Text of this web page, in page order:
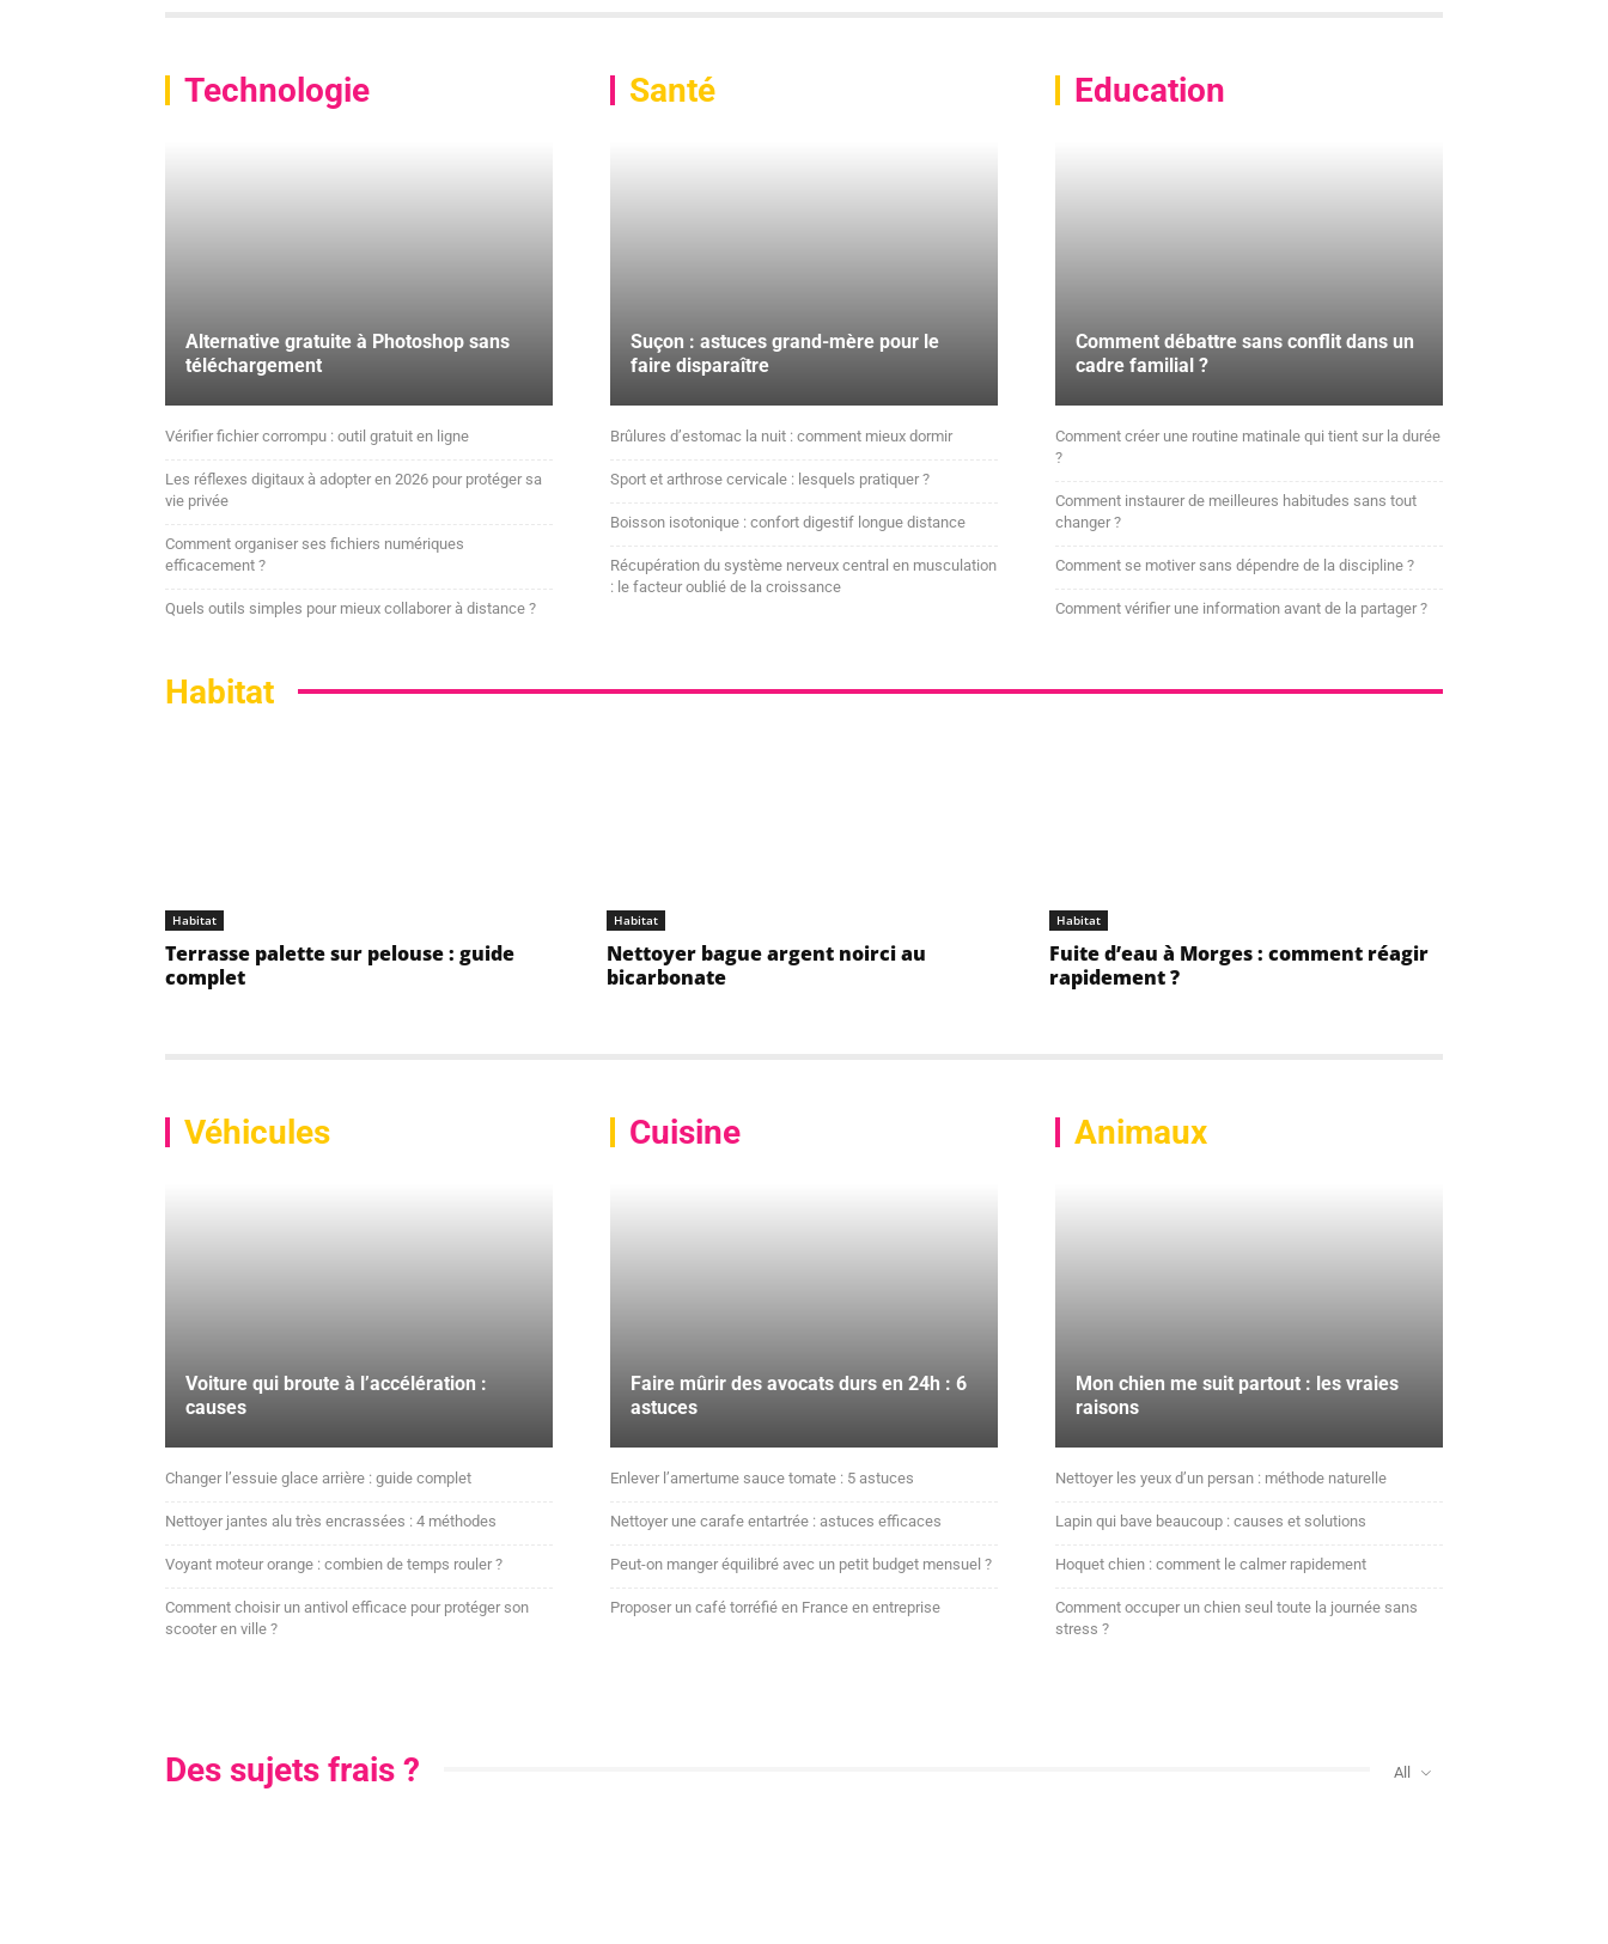
Technologie
Alternative gratuite à Photoshop sans
téléchargement
Vérifier fichier corrompu : outil gratuit en ligne
Les réflexes digitaux à adopter en 2026 pour protéger sa
vie privée
Comment organiser ses fichiers numériques
efficacement ?
Quels outils simples pour mieux collaborer à distance ?
Santé
Suçon : astuces grand-mère pour le
faire disparaître
Brûlures d’estomac la nuit : comment mieux dormir
Sport et arthrose cervicale : lesquels pratiquer ?
Boisson isotonique : confort digestif longue distance
Récupération du système nerveux central en musculation
: le facteur oublié de la croissance
Education
Comment débattre sans conflit dans un
cadre familial ?
Comment créer une routine matinale qui tient sur la durée
?
Comment instaurer de meilleures habitudes sans tout
changer ?
Comment se motiver sans dépendre de la discipline ?
Comment vérifier une information avant de la partager ?
Habitat
Habitat
Terrasse palette sur pelouse : guide
complet
Habitat
Nettoyer bague argent noirci au
bicarbonate
Habitat
Fuite d’eau à Morges : comment réagir
rapidement ?
Véhicules
Voiture qui broute à l’accélération :
causes
Changer l’essuie glace arrière : guide complet
Nettoyer jantes alu très encrassées : 4 méthodes
Voyant moteur orange : combien de temps rouler ?
Comment choisir un antivol efficace pour protéger son
scooter en ville ?
Cuisine
Faire mûrir des avocats durs en 24h : 6
astuces
Enlever l’amertume sauce tomate : 5 astuces
Nettoyer une carafe entartrée : astuces efficaces
Peut-on manger équilibré avec un petit budget mensuel ?
Proposer un café torréfié en France en entreprise
Animaux
Mon chien me suit partout : les vraies
raisons
Nettoyer les yeux d’un persan : méthode naturelle
Lapin qui bave beaucoup : causes et solutions
Hoquet chien : comment le calmer rapidement
Comment occuper un chien seul toute la journée sans
stress ?
Des sujets frais ? All